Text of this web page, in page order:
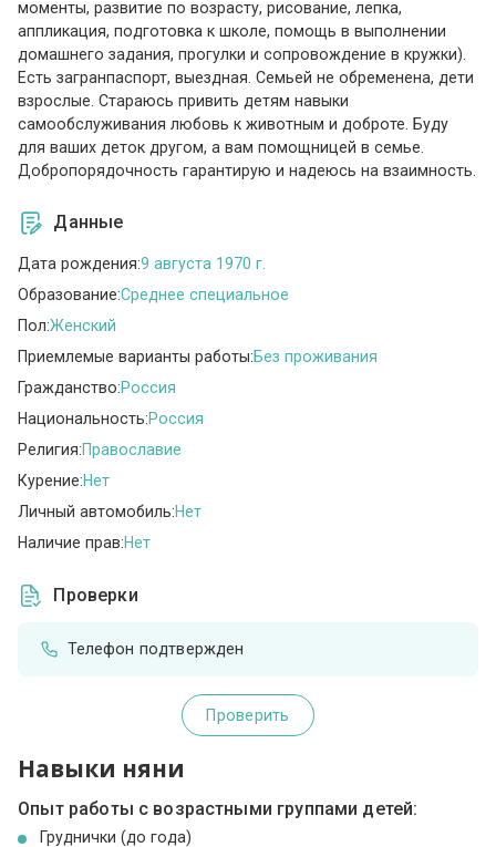
моменты, развитие по возрасту, рисование, лепка,
аппликация, подготовка к школе, помощь в выполнении
домашнего задания, прогулки и сопровождение в кружки).
Есть загранпаспорт, выездная. Семьей не обременена, дети
взрослые. Стараюсь привить детям навыки
самообслуживания любовь к животным и доброте. Буду
для ваших деток другом, а вам помощницей в семье.
Добропорядочность гарантирую и надеюсь на взаимность.
Данные
Дата рождения:9 августа 1970 г.
Образование:Среднее специальное
Пол:Женский
Приемлемые варианты работы:Без проживания
Гражданство:Россия
Национальность:Россия
Религия:Православие
Курение:Нет
Личный автомобиль:Нет
Наличие прав:Нет
Проверки
Телефон подтвержден
Проверить
Навыки няни
Опыт работы с возрастными группами детей:
Груднички (до года)